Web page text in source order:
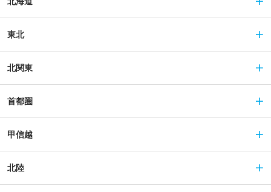
東北
北関東
首都圏
甲信越
北陸